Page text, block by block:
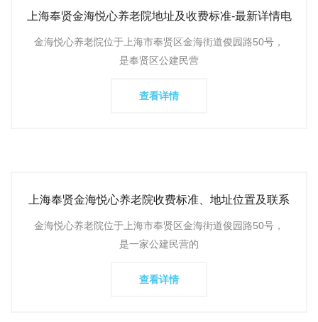
上海奉贤金海悦心养老院地址及收费标准-最新详情电
金海悦心养老院位于上海市奉贤区金海街道俊园路50号，
是奉贤区公建民营
查看详情
上海奉贤金海悦心养老院收费标准、地址位置及联系
金海悦心养老院位于上海市奉贤区金海街道俊园路50号，
是一家公建民营的
查看详情